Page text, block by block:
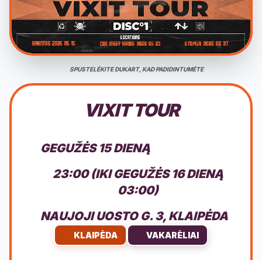
SPUSTELĖKITE DUKART, KAD PADIDINTUMĖTE
VIXIT TOUR
GEGUŽĖS 15 DIENĄ
23:00 (IKI GEGUŽĖS 16 DIENĄ
03:00)
NAUJOJI UOSTO G. 3, KLAIPĖDA
KLAIPĖDA VAKARĖLIAI